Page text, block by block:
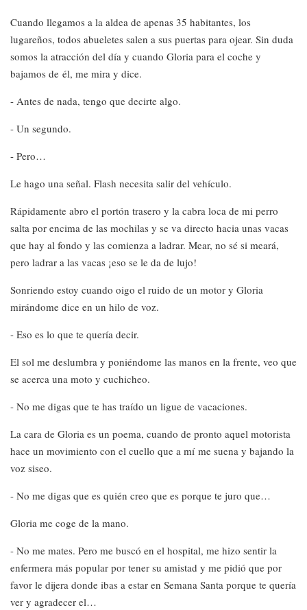
Cuando llegamos a la aldea de apenas 35 habitantes, los
lugareños, todos abueletes salen a sus puertas para ojear. Sin duda
somos la atracción del día y cuando Gloria para el coche y
bajamos de él, me mira y dice.
- Antes de nada, tengo que decirte algo.
- Un segundo.
- Pero…
Le hago una señal. Flash necesita salir del vehículo.
Rápidamente abro el portón trasero y la cabra loca de mi perro
salta por encima de las mochilas y se va directo hacia unas vacas
que hay al fondo y las comienza a ladrar. Mear, no sé si meará,
pero ladrar a las vacas ¡eso se le da de lujo!
Sonriendo estoy cuando oigo el ruido de un motor y Gloria
mirándome dice en un hilo de voz.
- Eso es lo que te quería decir.
El sol me deslumbra y poniéndome las manos en la frente, veo que
se acerca una moto y cuchicheo.
- No me digas que te has traído un ligue de vacaciones.
La cara de Gloria es un poema, cuando de pronto aquel motorista
hace un movimiento con el cuello que a mí me suena y bajando la
voz siseo.
- No me digas que es quién creo que es porque te juro que…
Gloria me coge de la mano.
- No me mates. Pero me buscó en el hospital, me hizo sentir la
enfermera más popular por tener su amistad y me pidió que por
favor le dijera donde ibas a estar en Semana Santa porque te quería
ver y agradecer el…